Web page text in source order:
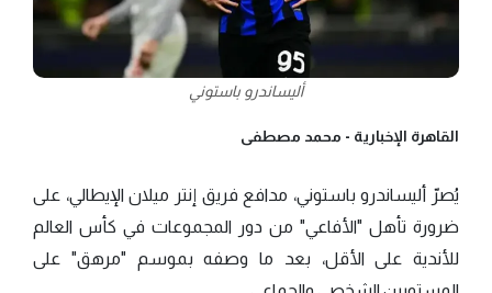
أليساندرو باستوني
القاهرة الإخبارية - محمد مصطفى
يُصرّ أليساندرو باستوني، مدافع فريق إنتر ميلان الإيطالي، على
ضرورة تأهل "الأفاعي" من دور المجموعات في كأس العالم
للأندية على الأقل، بعد ما وصفه بموسم "مرهق" على